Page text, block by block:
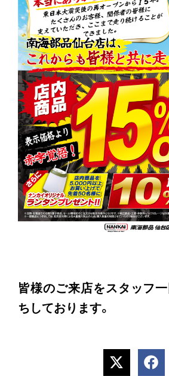
皆様のご来店をスタッフ一
ちしております。